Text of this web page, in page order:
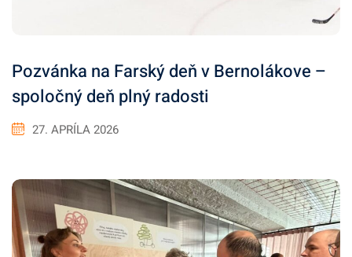
Pozvánka na Farský deň v Bernolákove –
spoločný deň plný radosti
27. APRÍLA 2026